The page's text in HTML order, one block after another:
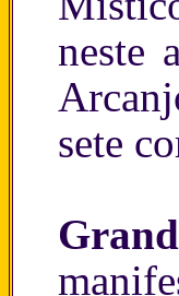
neste
sete